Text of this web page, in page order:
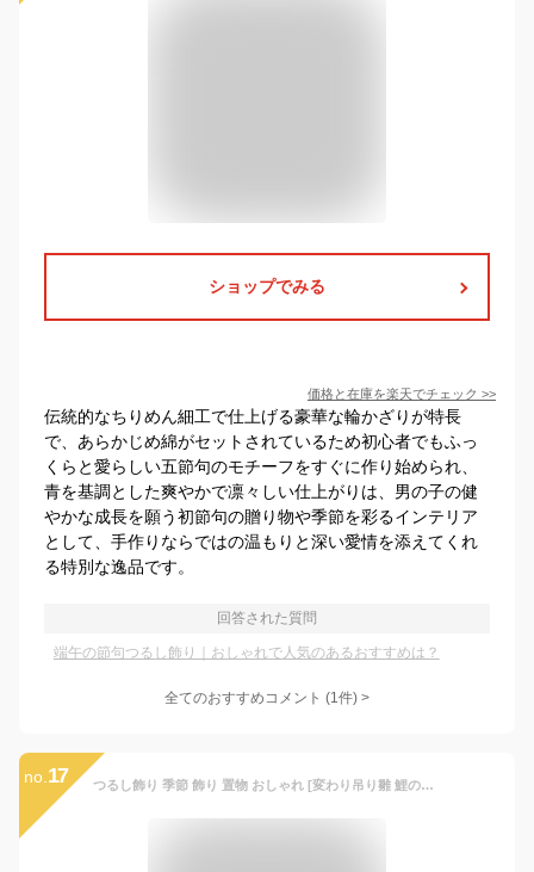
ショップでみる
価格と在庫を楽天でチェック >>
伝統的なちりめん細工で仕上げる豪華な輪かざりが特長
で、あらかじめ綿がセットされているため初心者でもふっ
くらと愛らしい五節句のモチーフをすぐに作り始められ、
青を基調とした爽やかで凛々しい仕上がりは、男の子の健
やかな成長を願う初節句の贈り物や季節を彩るインテリア
として、手作りならではの温もりと深い愛情を添えてくれ
る特別な逸品です。
回答された質問
端午の節句つるし飾り｜おしゃれで人気のあるおすすめは？
全てのおすすめコメント (1件) >
no. 17 つるし飾り 季節 飾り 置物 おしゃれ [変わり吊り雛 鯉のぼり 端午の節句] 変わり下げ飾り タペストリー 子どもの日 鯉幟 男の子 初節句 5月5日 孫 プレゼント 成長祈願 室内 かわいい ちりめん細工館 ちりめん シルク ※土台は付属していません。2点までメール便OK